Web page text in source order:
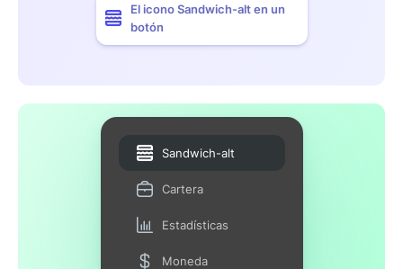
El icono Sandwich-alt en un
botón
Sandwich-alt
Cartera
Estadísticas
Moneda